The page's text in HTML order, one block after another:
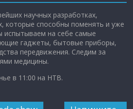
научных разработках,
которые способны поменять и уже
на себе самые
гаджеты, бытовые приборы,
передвижения. Следим за
медицины.
в 11:00 на НТВ.